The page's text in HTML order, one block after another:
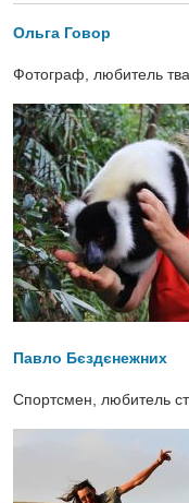
Ольга Говор
Фотограф, любитель
Павло Бєздєнежних
Спортсмен, любитель